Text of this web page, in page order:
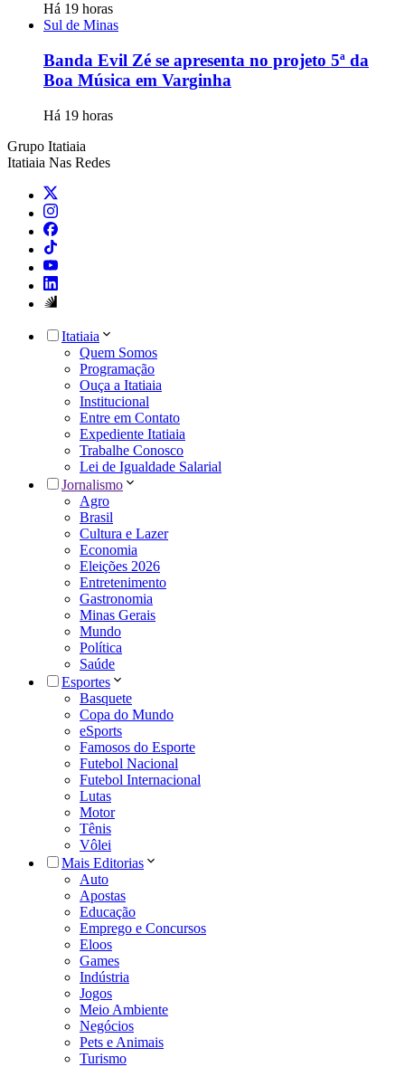
Há 19 horas
Sul de Minas
Banda Evil Zé se apresenta no projeto 5ª da
Boa Música em Varginha
Há 19 horas
Grupo Itatiaia
Itatiaia Nas Redes
Itatiaia
Quem Somos
Programação
Ouça a Itatiaia
Institucional
Entre em Contato
Expediente Itatiaia
Trabalhe Conosco
Lei de Igualdade Salarial
Jornalismo
Agro
Brasil
Cultura e Lazer
Economia
Eleições 2026
Entretenimento
Gastronomia
Minas Gerais
Mundo
Política
Saúde
Esportes
Basquete
Copa do Mundo
eSports
Famosos do Esporte
Futebol Nacional
Futebol Internacional
Lutas
Motor
Tênis
Vôlei
Mais Editorias
Auto
Apostas
Educação
Emprego e Concursos
Eloos
Games
Indústria
Jogos
Meio Ambiente
Negócios
Pets e Animais
Turismo